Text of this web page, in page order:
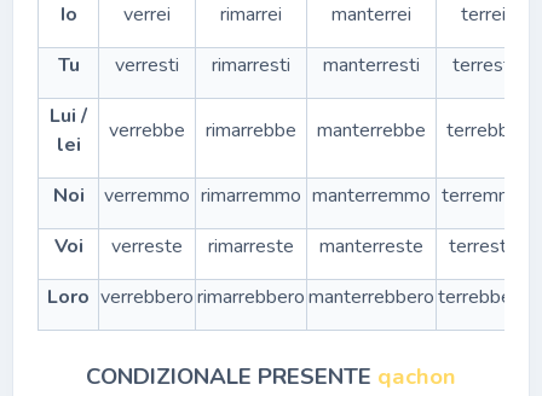
Io
verrei rimarrei manterrei
terrei
Tu
verresti rimarresti manterresti
terresti
Lui /
lei
verrebbe rimarrebbe manterrebbe terrebbe
Noi verremmo rimarremmo manterremmo terremmo
Voi
verreste rimarreste manterreste
terreste
Loro verrebberorimarrebberomanterrebberoterrebbero
CONDIZIONALE PRESENTE qachon